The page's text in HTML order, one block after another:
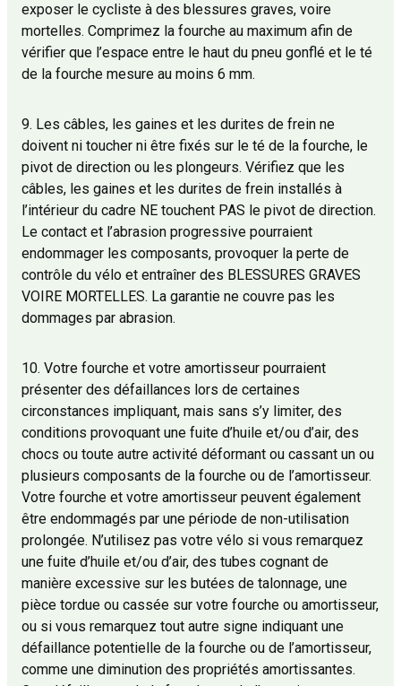
exposer le cycliste à des blessures graves, voire
mortelles. Comprimez la fourche au maximum afin de
vérifier que l’espace entre le haut du pneu gonflé et le té
de la fourche mesure au moins 6 mm.
9. Les câbles, les gaines et les durites de frein ne
doivent ni toucher ni être fixés sur le té de la fourche, le
pivot de direction ou les plongeurs. Vérifiez que les
câbles, les gaines et les durites de frein installés à
l’intérieur du cadre NE touchent PAS le pivot de direction.
Le contact et l’abrasion progressive pourraient
endommager les composants, provoquer la perte de
contrôle du vélo et entraîner des BLESSURES GRAVES
VOIRE MORTELLES. La garantie ne couvre pas les
dommages par abrasion.
10. Votre fourche et votre amortisseur pourraient
présenter des défaillances lors de certaines
circonstances impliquant, mais sans s’y limiter, des
conditions provoquant une fuite d’huile et/ou d’air, des
chocs ou toute autre activité déformant ou cassant un ou
plusieurs composants de la fourche ou de l’amortisseur.
Votre fourche et votre amortisseur peuvent également
être endommagés par une période de non-utilisation
prolongée. N’utilisez pas votre vélo si vous remarquez
une fuite d’huile et/ou d’air, des tubes cognant de
manière excessive sur les butées de talonnage, une
pièce tordue ou cassée sur votre fourche ou amortisseur,
ou si vous remarquez tout autre signe indiquant une
défaillance potentielle de la fourche ou de l’amortisseur,
comme une diminution des propriétés amortissantes.